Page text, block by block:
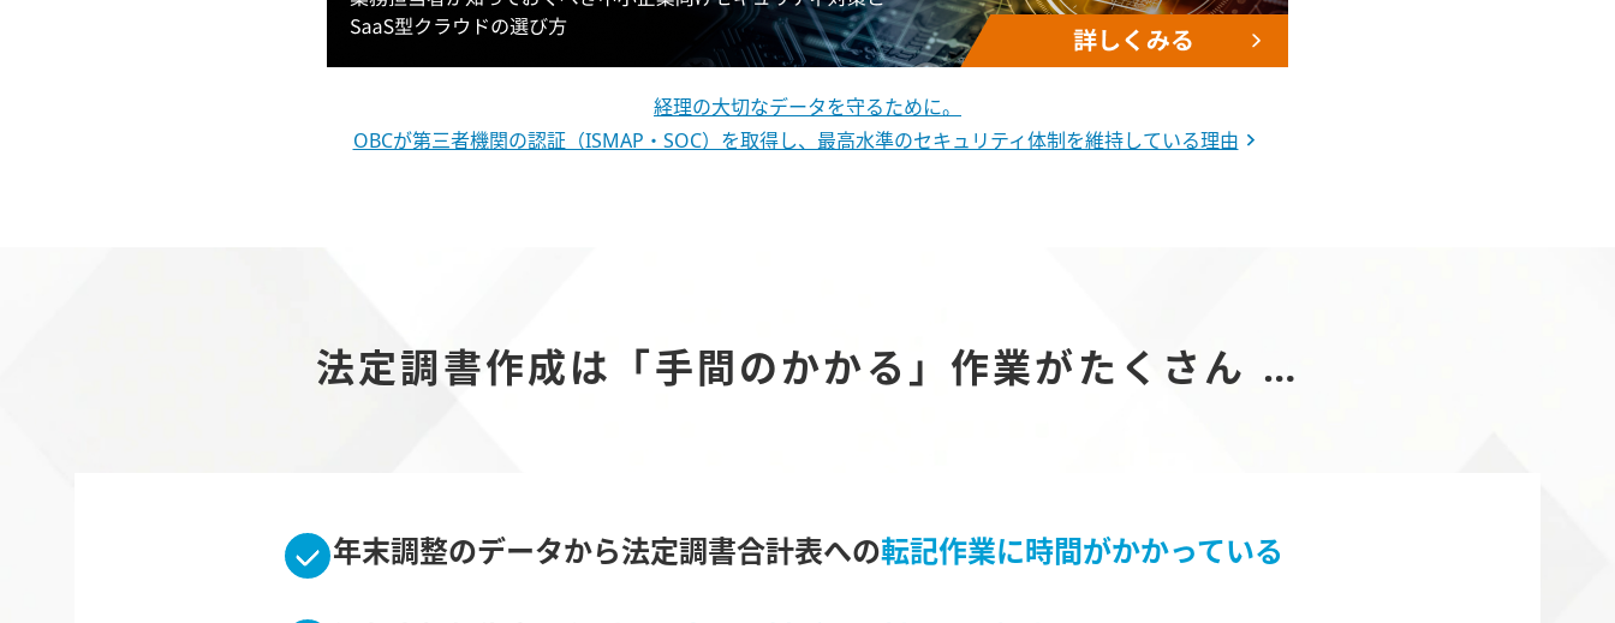
経理の大切なデータを守るために。
OBCが第三者機関の認証（ISMAP・SOC）を取得し、最高水準のセキュリティ体制を維持している理由
法定調書作成は 「手間のかかる」 作業がたくさん …
年末調整のデータから法定調書合計表への転記作業に時間がかかっている